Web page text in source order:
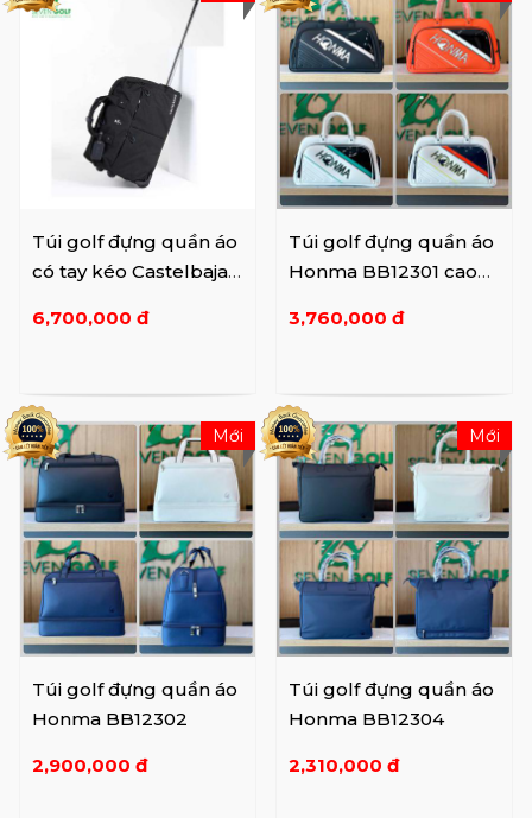
Túi golf đựng quần áo
có tay kéo Castelbajac
6,700,000 đ
Túi golf đựng quần áo
Honma BB12301 cao
3,760,000 đ
Túi golf đựng quần áo
Honma BB12302
2,900,000 đ
Mới
Túi golf đựng quần áo
Honma BB12304
2,310,000 đ
Mới